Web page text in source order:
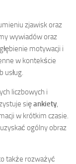
zjawisk oraz
wywiadów oraz
motywacji i
w kontekście
usług.
liczbowych i
sięankiety,
w krótkim czasie.
ogólny obraz
także rozważyć